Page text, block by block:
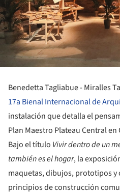
Benedetta Tagliabue - Miralles
17a Bienal Internacional de
instalación que detalla el
Plan Maestro Plateau Central
Bajo el título Vivir dentro de un
también es el hogar, la
maquetas, dibujos, prototipos y
principios de construcción